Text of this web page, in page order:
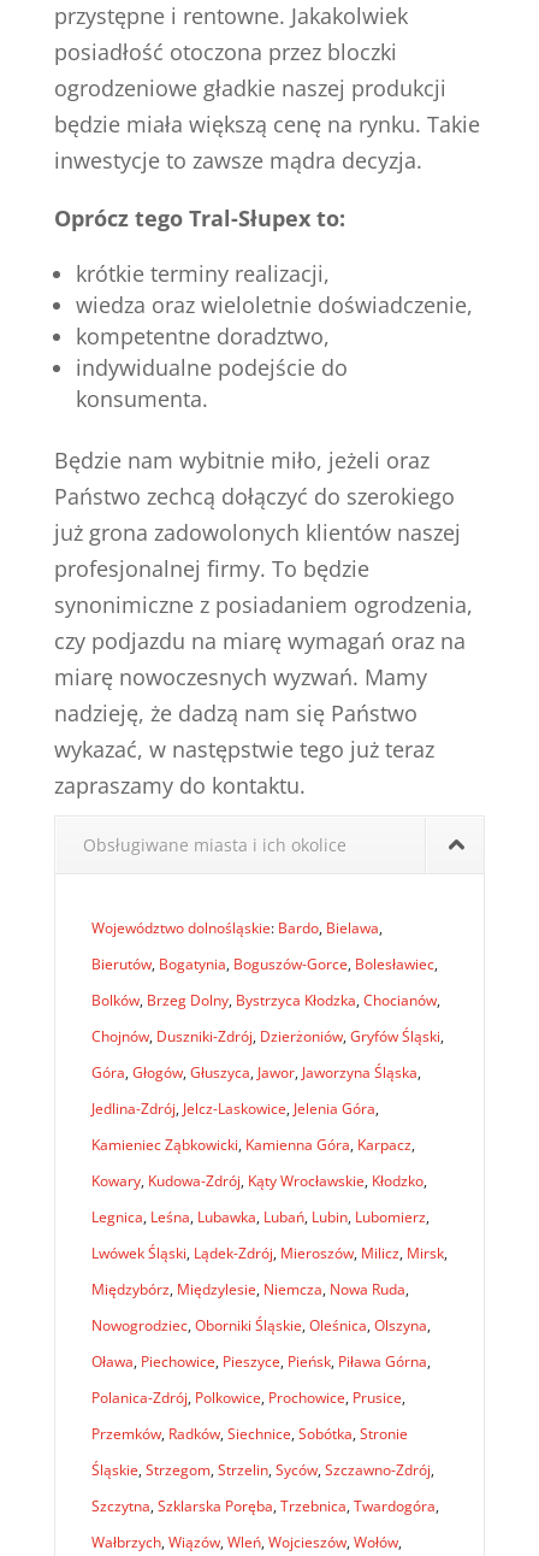
przystępne i rentowne. Jakakolwiek
posiadłość otoczona przez bloczki
ogrodzeniowe gładkie naszej produkcji
będzie miała większą cenę na rynku. Takie
inwestycje to zawsze mądra decyzja.
Oprócz tego Tral-Słupex to:
krótkie terminy realizacji,
wiedza oraz wieloletnie doświadczenie,
kompetentne doradztwo,
indywidualne podejście do
konsumenta.
Będzie nam wybitnie miło, jeżeli oraz
Państwo zechcą dołączyć do szerokiego
już grona zadowolonych klientów naszej
profesjonalnej firmy. To będzie
synonimiczne z posiadaniem ogrodzenia,
czy podjazdu na miarę wymagań oraz na
miarę nowoczesnych wyzwań. Mamy
nadzieję, że dadzą nam się Państwo
wykazać, w następstwie tego już teraz
zapraszamy do kontaktu.
Obsługiwane miasta i ich okolice
Województwo dolnośląskie: Bardo, Bielawa,
Bierutów, Bogatynia, Boguszów-Gorce, Bolesławiec,
Bolków, Brzeg Dolny, Bystrzyca Kłodzka, Chocianów,
Chojnów, Duszniki-Zdrój, Dzierżoniów, Gryfów Śląski,
Góra, Głogów, Głuszyca, Jawor, Jaworzyna Śląska,
Jedlina-Zdrój, Jelcz-Laskowice, Jelenia Góra,
Kamieniec Ząbkowicki, Kamienna Góra, Karpacz,
Kowary, Kudowa-Zdrój, Kąty Wrocławskie, Kłodzko,
Legnica, Leśna, Lubawka, Lubań, Lubin, Lubomierz,
Lwówek Śląski, Lądek-Zdrój, Mieroszów, Milicz, Mirsk,
Międzybórz, Międzylesie, Niemcza, Nowa Ruda,
Nowogrodziec, Oborniki Śląskie, Oleśnica, Olszyna,
Oława, Piechowice, Pieszyce, Pieńsk, Piława Górna,
Polanica-Zdrój, Polkowice, Prochowice, Prusice,
Przemków, Radków, Siechnice, Sobótka, Stronie
Śląskie, Strzegom, Strzelin, Syców, Szczawno-Zdrój,
Szczytna, Szklarska Poręba, Trzebnica, Twardogóra,
Wałbrzych, Wiązów, Wleń, Wojcieszów, Wołów,